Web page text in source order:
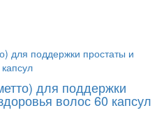
для поддержки
волос 60 капсул